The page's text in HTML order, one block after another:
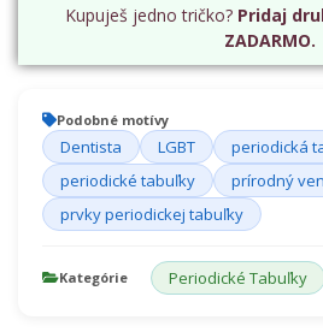
Kupuješ jedno tričko? Pridaj
ZADARMO.
Podobné motívy
Dentista LGBT
periodická
periodické tabuľky
prírodný
prvky periodickej tabuľky
Kategórie Periodické Tabuľky